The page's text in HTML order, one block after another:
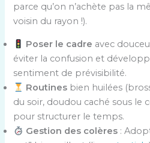
parce qu’on n’achète pas la
voisin du rayon !).
Poser le cadre avec
éviter la confusion et
sentiment de prévisibilité.
Routines bien huilées
du soir, doudou caché sous le
pour structurer le temps.
Gestion des colères :